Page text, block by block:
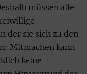
müssen alle
der sie sich zu den
Mitmachen kann
keine